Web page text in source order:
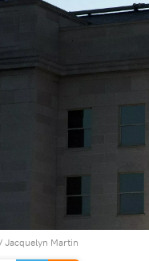
Jacquelyn Martin